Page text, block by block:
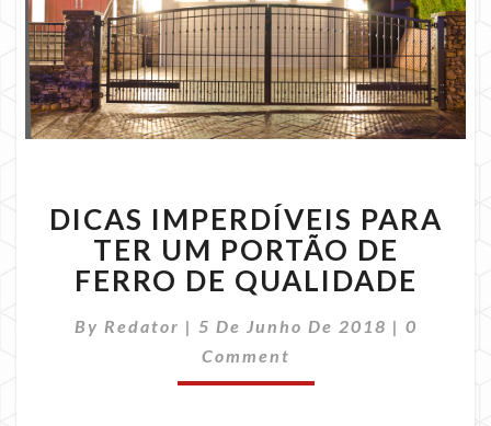
IMPERDÍVEIS
PARA
TER
UM
DE
FERRO
DE
DICAS IMPERDÍVEIS PARA
TER UM PORTÃO DE
FERRO DE QUALIDADE
By Redator | 5 De Junho De 2018 | 0
Comment